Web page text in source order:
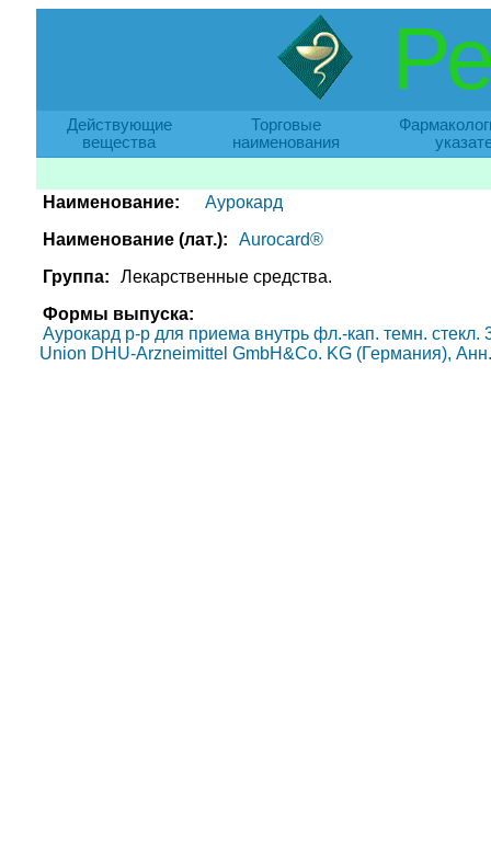
Действующие
вещества
Торговые
наименования
Наименование:
Аурокард
Наименование (лат.):
Aurocard®
Группа:
Лекарственные средства.
Формы выпуска:
Аурокард р-р для приема внутрь фл.-кап. темн.
Union DHU-Arzneimittel GmbH&Co. KG (Германия),